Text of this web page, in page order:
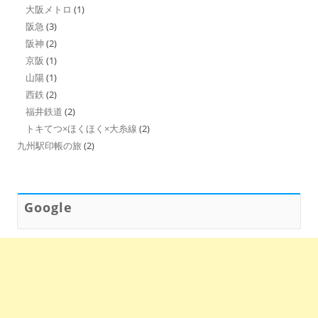
大阪メトロ (1)
阪急 (3)
阪神 (2)
京阪 (1)
山陽 (1)
西鉄 (2)
福井鉄道 (2)
トキてつ×ほくほく×大糸線 (2)
九州駅印帳の旅 (2)
Google